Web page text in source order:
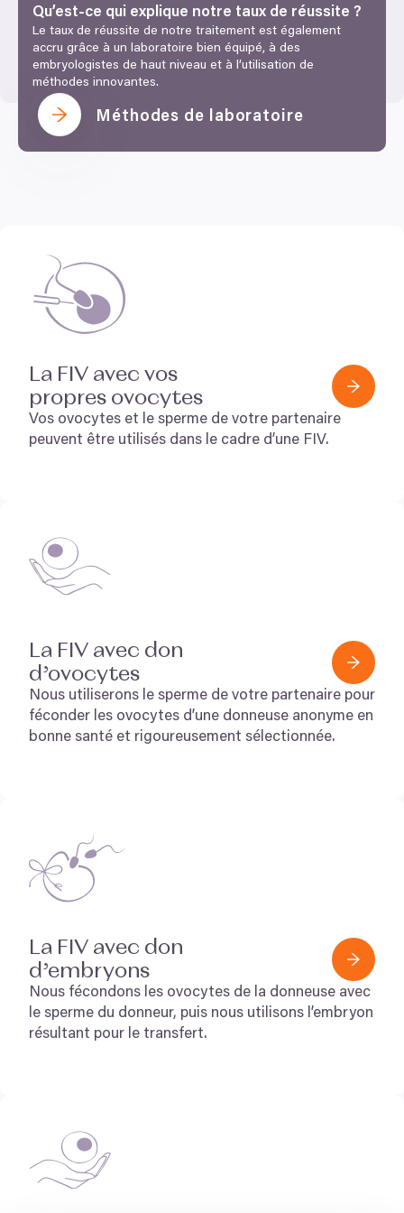
Qu’est-ce qui explique notre taux de réussite ?
Le taux de réussite de notre traitement est également
accru grâce à un laboratoire bien équipé, à des
embryologistes de haut niveau et à l’utilisation de
méthodes innovantes.
Méthodes de laboratoire
La FIV avec vos
propres ovocytes
Vos ovocytes et le sperme de votre partenaire
peuvent être utilisés dans le cadre d’une FIV.
La FIV avec don
d’ovocytes
Nous utiliserons le sperme de votre partenaire pour
féconder les ovocytes d’une donneuse anonyme en
bonne santé et rigoureusement sélectionnée.
La FIV avec don
d’embryons
Nous fécondons les ovocytes de la donneuse avec
le sperme du donneur, puis nous utilisons l’embryon
résultant pour le transfert.